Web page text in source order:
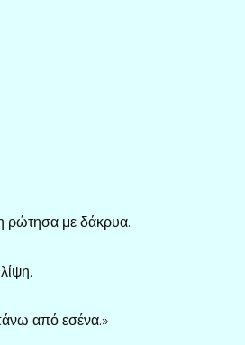
ρώτησα με δάκρυα.
από εσένα.»